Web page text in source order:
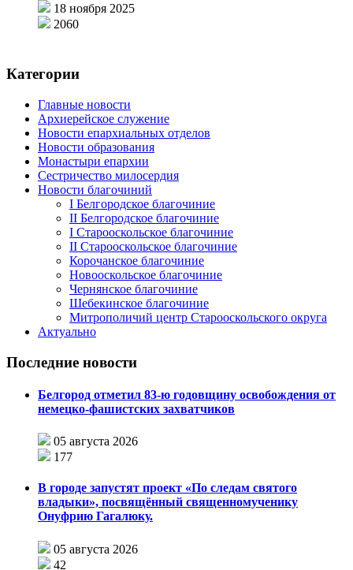
18 ноября 2025
2060
Категории
Главные новости
Архиерейское служение
Новости епархиальных отделов
Новости образования
Монастыри епархии
Сестричество милосердия
Новости благочиний
I Белгородское благочиние
II Белгородское благочиние
I Старооскольское благочиние
II Старооскольское благочиние
Корочанское благочиние
Новооскольское благочиние
Чернянское благочиние
Шебекинское благочиние
Митрополичий центр Старооскольского округа
Актуально
Последние новости
Белгород отметил 83-ю годовщину освобождения от
немецко-фашистских захватчиков
05 августа 2026
177
В городе запустят проект «По следам святого
владыки», посвящённый священномученику
Онуфрию Гагалюку.
05 августа 2026
42